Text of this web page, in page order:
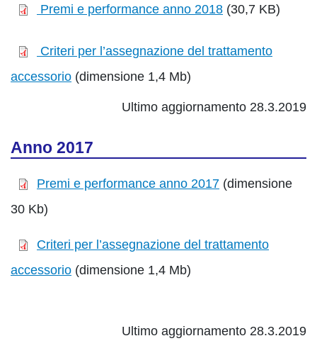
Premi e performance anno 2018 (30,7 KB)
Criteri per l’assegnazione del trattamento
accessorio (dimensione 1,4 Mb)
Ultimo aggiornamento 28.3.2019
Anno 2017
Premi e performance anno 2017 (dimensione
30 Kb)
Criteri per l’assegnazione del trattamento
accessorio (dimensione 1,4 Mb)
Ultimo aggiornamento 28.3.2019